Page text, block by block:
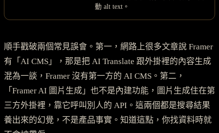
動 alt text。
順手戳破兩個常見誤會。第一，網路上很多文章說 Framer
有「AI CMS」，那是把 AI Translate 跟外掛裡的內容生成
混為一談，Framer 沒有第一方的 AI CMS。第二，
「Framer AI 圖片生成」也不是內建功能，圖片生成住在第
三方外掛裡，靠它呼叫別人的 API。這兩個都是搜尋結果
養出來的幻覺，不是產品事實。知道這點，你找資料時就